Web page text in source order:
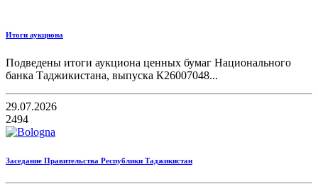
Итоги аукциона
Подведены итоги аукциона ценных бумаг Национального
банка Таджикистана, выпуска К26007048...
29.07.2026
2494
Заседание Правительства Республики Таджикистан